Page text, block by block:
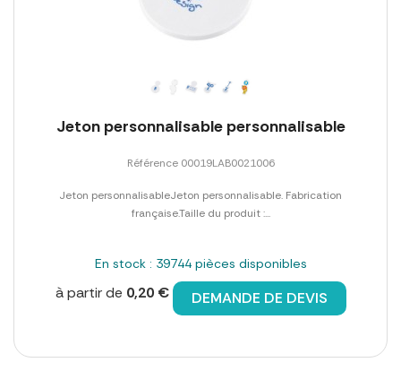
Jeton personnalisable personnalisable
Référence 00019LAB0021006
Jeton personnalisableJeton personnalisable. Fabrication
française.Taille du produit :...
En stock : 39744 pièces disponibles
à partir de 0,20 € DEMANDE DE DEVIS